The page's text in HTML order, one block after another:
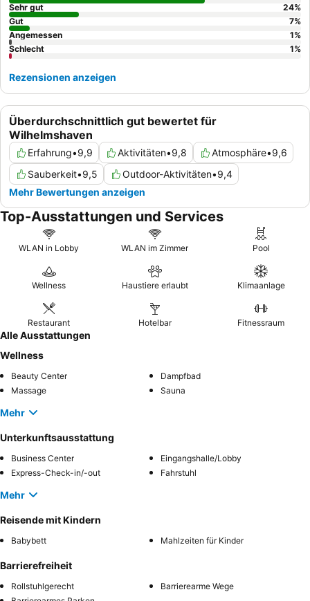
Für ein noch besseres Erlebnis empfiehlt es sich, ein Zimmer mit
Balkon und Meerblick
Umgebung voll auszukosten.
Überdurchschnittlich gut bewertet für
Wilhelmshaven
Erfahrung•9,9 Aktivitäten•9,8 Atmosphäre•9,6
Sauberkeit•9,5 Outdoor-Aktivitäten•9,4
Mehr Bewertungen anzeigen
Sehr gut
24%
Gut
7%
Angemessen
1%
Schlecht
1%
Rezensionen anzeigen
Top-Ausstattungen und Services
WLAN in Lobby WLAN im Zimmer Pool
Wellness Haustiere erlaubt Klimaanlage
Restaurant Hotelbar Fitnessraum
Alle Ausstattungen
Wellness
Beauty Center
Dampfbad
Massage
Sauna
Mehr
Unterkunftsausstattung
Business Center
Eingangshalle/Lobby
Express-Check-in/-out
Fahrstuhl
Mehr
Reisende mit Kindern
Babybett Mahlzeiten für Kinder
Barrierefreiheit
Rollstuhlgerecht
Barrierearme Wege